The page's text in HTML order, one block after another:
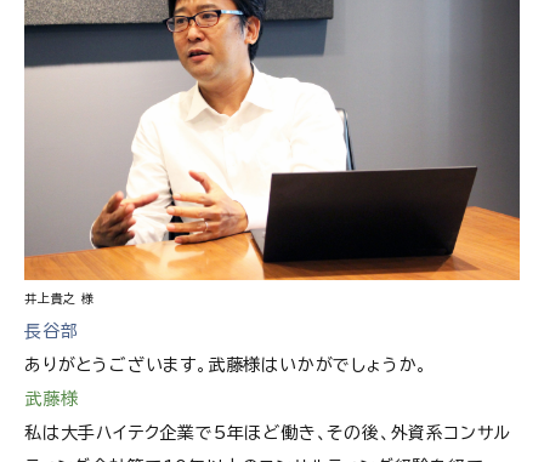
井上貴之 様
長谷部
ありがとうございます。武藤様はいかがでしょうか。
武藤様
私は大手ハイテク企業で5年ほど働き、その後、外資系コンサル